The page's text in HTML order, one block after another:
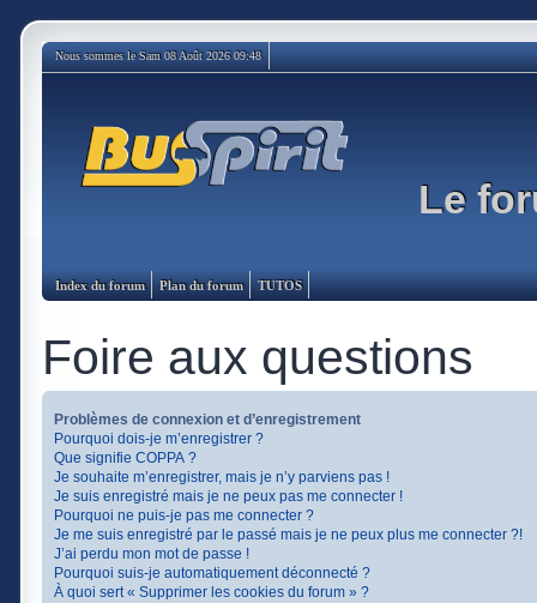
Nous sommes le Sam 08 Août 2026 09:48
Le
Index du forum Plan du forum TUTOS
Foire aux questions
Problèmes de connexion et d’enregistrement
Pourquoi dois-je m’enregistrer ?
Que signifie COPPA ?
Je souhaite m’enregistrer, mais je n’y parviens pas !
Je suis enregistré mais je ne peux pas me connecter !
Pourquoi ne puis-je pas me connecter ?
Je me suis enregistré par le passé mais je ne peux plus me connecter ?!
J’ai perdu mon mot de passe !
Pourquoi suis-je automatiquement déconnecté ?
À quoi sert « Supprimer les cookies du forum » ?